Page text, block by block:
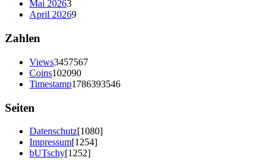
Mai 20263
April 20269
Zahlen
Views3457567
Coins102090
Timestamp1786393546
Seiten
Datenschutz[1080]
Impressum[1254]
bUTschy[1252]